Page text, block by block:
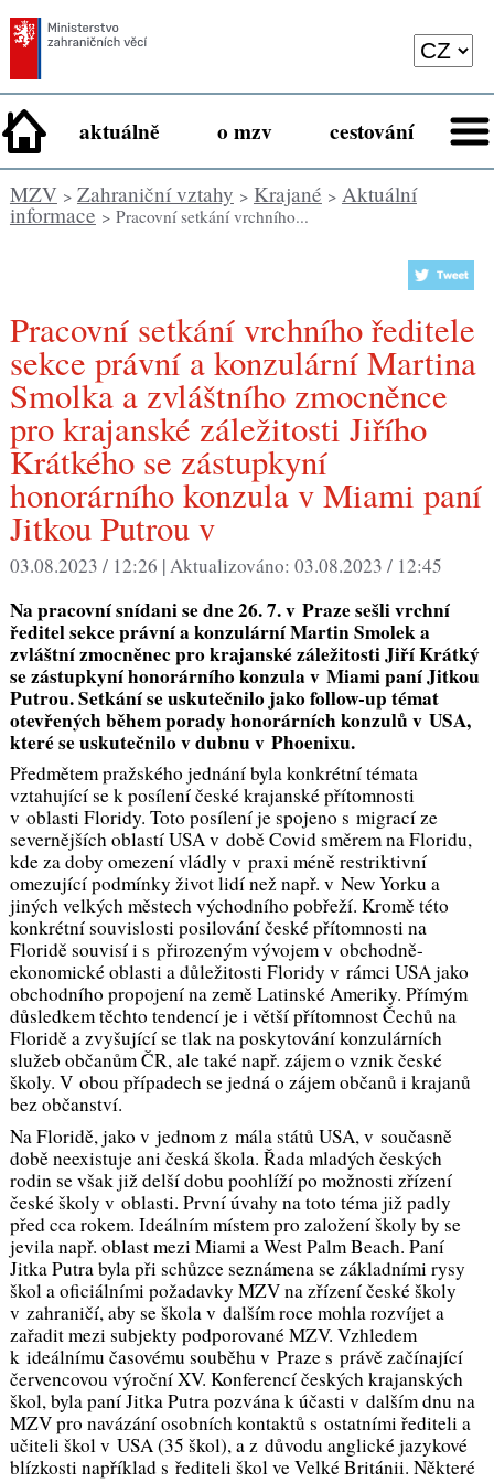
aktuálně o mzv cestování
MZV> Zahraniční vztahy > Krajané > Aktuální
informace > Pracovní setkání vrchního...
Pracovní setkání vrchního ředitele
sekce právní a konzulární Martina
Smolka a zvláštního zmocněnce
pro krajanské záležitosti Jiřího
Krátkého se zástupkyní
honorárního konzula v Miami paní
Jitkou Putrou v
03.08.2023 / 12:26 |Aktualizováno: 03.08.2023 / 12:45
Na pracovní snídani se dne 26. 7. v Praze sešli vrchní
ředitel sekce právní a konzulární Martin Smolek a
zvláštní zmocněnec pro krajanské záležitosti Jiří Krátký
se zástupkyní honorárního konzula v Miami paní Jitkou
Putrou. Setkání se uskutečnilo jako follow-up témat
otevřených během porady honorárních konzulů v USA,
které se uskutečnilo v dubnu v Phoenixu.
Předmětem pražského jednání byla konkrétní témata
vztahující se k posílení české krajanské přítomnosti
v oblasti Floridy. Toto posílení je spojeno s migrací ze
severnějších oblastí USA v době Covid směrem na Floridu,
kde za doby omezení vládly v praxi méně restriktivní
omezující podmínky život lidí než např. v New Yorku a
jiných velkých městech východního pobřeží. Kromě této
konkrétní souvislosti posilování české přítomnosti na
Floridě souvisí i s přirozeným vývojem v obchodně-
ekonomické oblasti a důležitosti Floridy v rámci USA jako
obchodního propojení na země Latinské Ameriky. Přímým
důsledkem těchto tendencí je i větší přítomnost Čechů na
Floridě a zvyšující se tlak na poskytování konzulárních
služeb občanům ČR, ale také např. zájem o vznik české
školy. V obou případech se jedná o zájem občanů i krajanů
bez občanství.
Na Floridě, jako v jednom z mála států USA, v současně
době neexistuje ani česká škola. Řada mladých českých
rodin se však již delší dobu poohlíží po možnosti zřízení
české školy v oblasti. První úvahy na toto téma již padly
před cca rokem. Ideálním místem pro založení školy by se
jevila např. oblast mezi Miami a West Palm Beach. Paní
Jitka Putra byla při schůzce seznámena se základními rysy
škol a oficiálními požadavky MZV na zřízení české školy
v zahraničí, aby se škola v dalším roce mohla rozvíjet a
zařadit mezi subjekty podporované MZV. Vzhledem
k ideálnímu časovému souběhu v Praze s právě začínající
červencovou výroční XV. Konferencí českých krajanských
škol, byla paní Jitka Putra pozvána k účasti v dalším dnu na
MZV pro navázání osobních kontaktů s ostatními řediteli a
učiteli škol v USA (35 škol), a z důvodu anglické jazykové
blízkosti například s řediteli škol ve Velké Británii. Některé